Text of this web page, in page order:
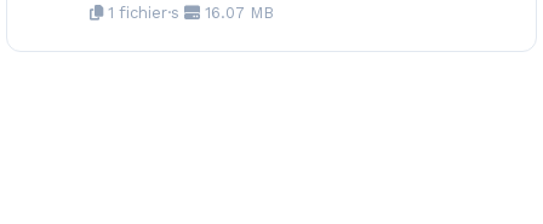
1 fichier·s 16.07 MB